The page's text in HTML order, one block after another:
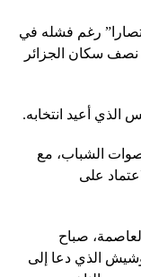
رغم فشله في
سكان الجزائر
أعيد انتخابه.
الشباب، مع
على
صباح
الذي دعا إلى